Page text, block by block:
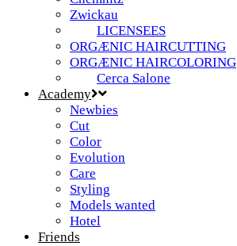
Zwickau
LICENSEES
ORGÆNIC HAIRCUTTING
ORGÆNIC HAIRCOLORING
Cerca Salone
Academy
Newbies
Cut
Color
Evolution
Care
Styling
Models wanted
Hotel
Friends